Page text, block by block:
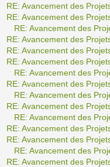
RE: Avancement des
RE: Avancement des
RE: Avancement des
RE: Avancement des
RE: Avancement des
RE: Avancement des
RE: Avancement des
RE: Avancement des
RE: Avancement des
RE: Avancement des
RE: Avancement des
RE: Avancement des
RE: Avancement des
RE: Avancement des
RE: Avancement des